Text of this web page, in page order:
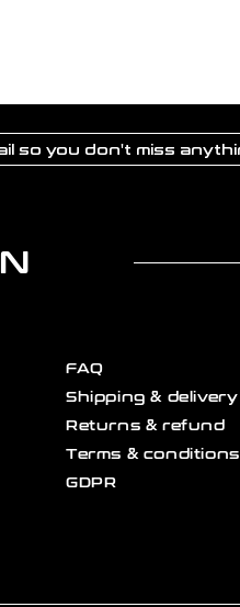
FAQ
Shipping & delivery
Returns & refund
Terms & conditions
GDPR